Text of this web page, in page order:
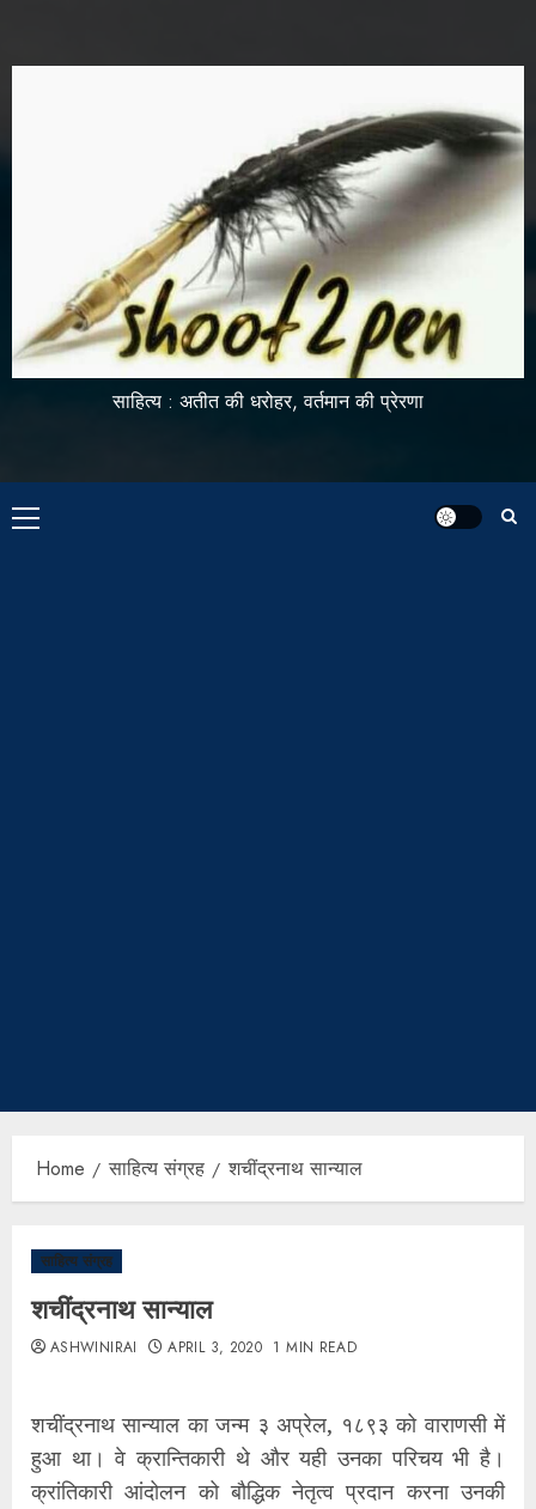
साहित्य : अतीत की धरोहर, वर्तमान की प्रेरणा
Home साहित्य संग्रह शचींद्रनाथ सान्याल
साहित्य संग्रह
शचींद्रनाथ सान्याल
ASHWINIRAI APRIL 3, 2020 1 MIN READ
शचींद्रनाथ सान्याल का जन्म ३ अप्रेल, १८९३ को वाराणसी में
हुआ था। वे क्रान्तिकारी थे और यही उनका परिचय भी है।
क्रांतिकारी आंदोलन को बौद्धिक नेतृत्व प्रदान करना उनकी